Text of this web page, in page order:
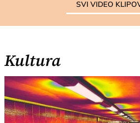
SVI VIDEO
Kultura